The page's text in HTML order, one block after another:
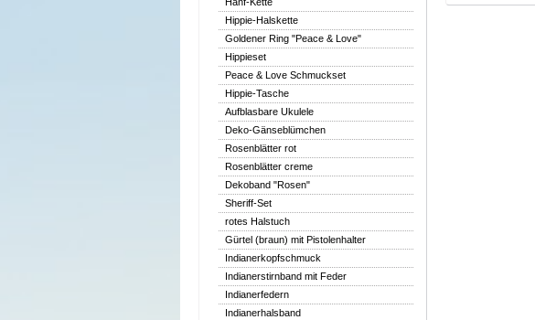
Hippie-Halskette
Goldener Ring "Peace & Love"
Hippieset
Peace & Love Schmuckset
Hippie-Tasche
Aufblasbare Ukulele
Deko-Gänseblümchen
Rosenblätter rot
Rosenblätter creme
Dekoband "Rosen"
Sheriff-Set
rotes Halstuch
Gürtel (braun) mit Pistolenhalter
Indianerkopfschmuck
Indianerstirnband mit Feder
Indianerfedern
Indianerhalsband